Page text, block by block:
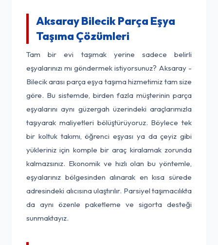
Aksaray Bilecik Parça Eşya
Taşıma Çözümleri
Tam bir evi taşımak yerine sadece belirli
eşyalarınızı mı göndermek istiyorsunuz? Aksaray -
Bilecik arası parça eşya taşıma hizmetimiz tam size
göre. Bu sistemde, birden fazla müşterinin parça
eşyalarını aynı güzergah üzerindeki araçlarımızla
taşıyarak maliyetleri bölüştürüyoruz. Böylece tek
bir koltuk takımı, öğrenci eşyası ya da çeyiz gibi
yükleriniz için komple bir araç kiralamak zorunda
kalmazsınız. Ekonomik ve hızlı olan bu yöntemle,
eşyalarınız bölgesinden alınarak en kısa sürede
adresindeki alıcısına ulaştırılır. Parsiyel taşımacılıkta
da aynı özenle paketleme ve sigorta desteği
sunmaktayız.